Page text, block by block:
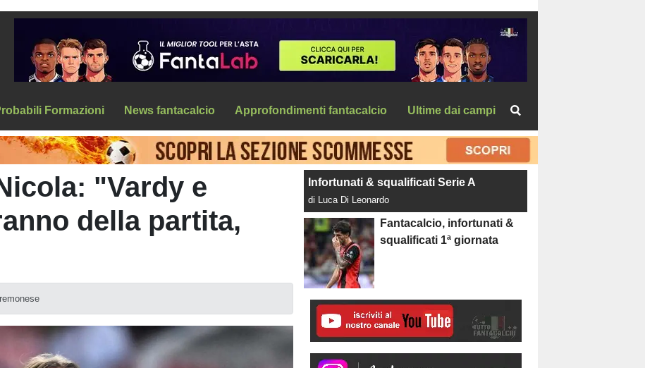
Formazioni News fantacalcio Approfondimenti fantacalcio Ultime dai campi
"Vardy e
della partita,
Infortunati & squalificati Serie A
di Luca Di Leonardo
Fantacalcio, infortunati &
squalificati 1ª giornata